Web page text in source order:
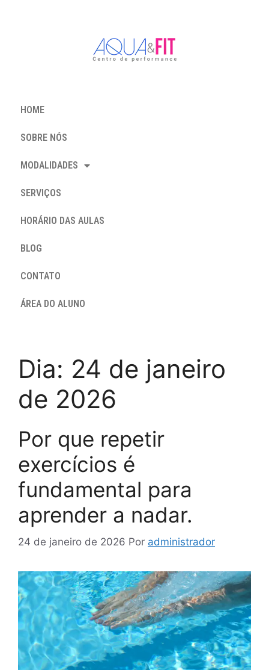
HOME
SOBRE NÓS
MODALIDADES
SERVIÇOS
HORÁRIO DAS AULAS
BLOG
CONTATO
ÁREA DO ALUNO
Dia: 24 de janeiro
de 2026
Por que repetir
exercícios é
fundamental para
aprender a nadar.
24 de janeiro de 2026 Por administrador